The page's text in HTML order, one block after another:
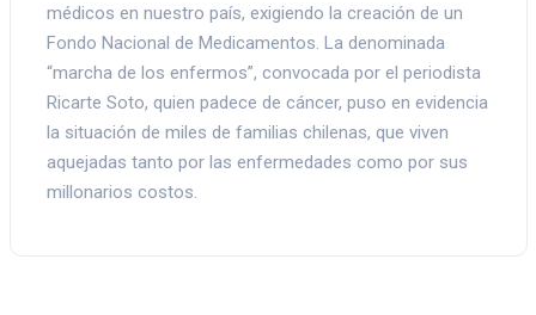
médicos en nuestro país, exigiendo la creación de un
Fondo Nacional de Medicamentos. La denominada
“marcha de los enfermos”, convocada por el periodista
Ricarte Soto, quien padece de cáncer, puso en evidencia
la situación de miles de familias chilenas, que viven
aquejadas tanto por las enfermedades como por sus
millonarios costos.